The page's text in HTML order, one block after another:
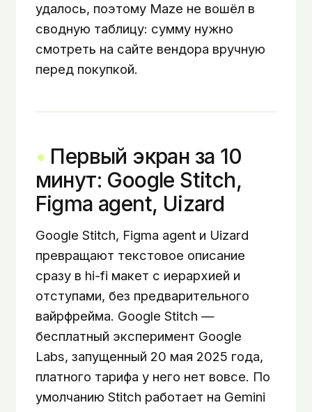
удалось, поэтому Maze не вошёл в
сводную таблицу: сумму нужно
смотреть на сайте вендора вручную
перед покупкой.
Первый экран за 10
минут: Google Stitch,
Figma agent, Uizard
Google Stitch, Figma agent и Uizard
превращают текстовое описание
сразу в hi-fi макет с иерархией и
отступами, без предварительного
вайрфрейма. Google Stitch —
бесплатный эксперимент Google
Labs, запущенный 20 мая 2025 года,
платного тарифа у него нет вовсе. По
умолчанию Stitch работает на Gemini